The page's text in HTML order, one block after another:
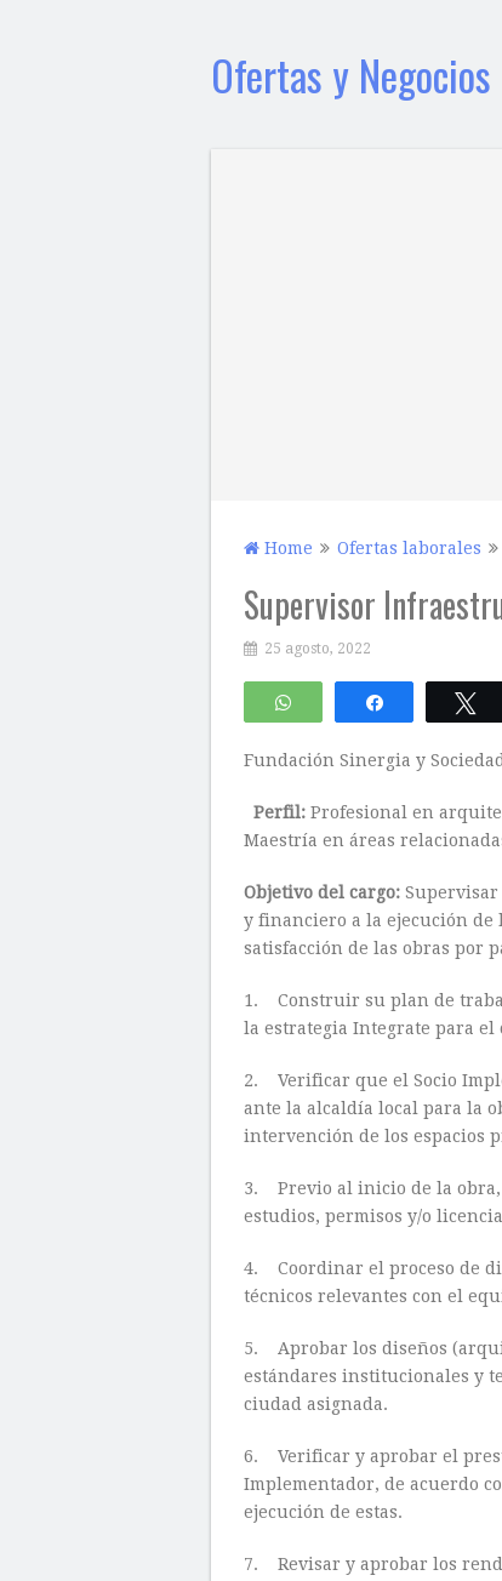
Ofertas y Negocios
Home Ofertas laborales
Supervisor
25 agosto, 2022
WhatsApp Compartir
Fundación Sinergia y
Perfil: Profesional en
Maestría en áreas
Objetivo del cargo:
y financiero a la ejecución
satisfacción de las obras por
1. Construir su plan de
la estrategia Integrate para
2. Verificar que el Socio
ante la alcaldía local para la
intervención de los espacios
3. Previo al inicio de la obra,
estudios, permisos y/o
4. Coordinar el proceso de
técnicos relevantes con el
5. Aprobar los diseños
estándares institucionales y
ciudad asignada.
6. Verificar y aprobar el
Implementador, de acuerdo
ejecución de estas.
7. Revisar y aprobar los